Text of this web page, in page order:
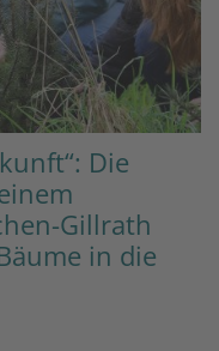
Die
Gillrath
in die